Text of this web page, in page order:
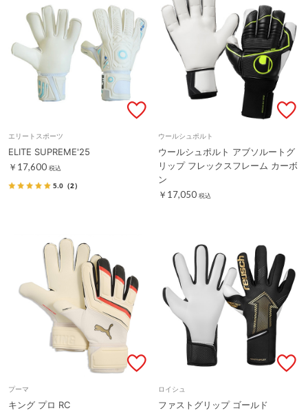
エリートスポーツ
ELITE SUPREME'25
￥17,600 税込
5.0 （2）
ウールシュポルト
ウールシュポルト アブソルートグ
リップ フレックスフレーム カーボ
ン
￥17,050 税込
プーマ
キング プロ RC
ロイシュ
ファストグリップ ゴールド